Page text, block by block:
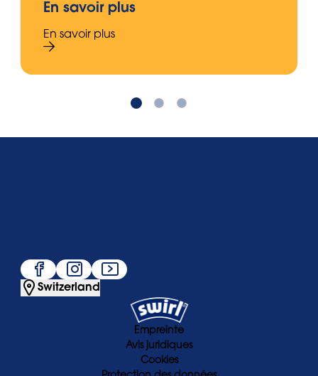
En savoir plus
En savoir plus
Switzerland
Empreinte
Avis juridiques
Cookies